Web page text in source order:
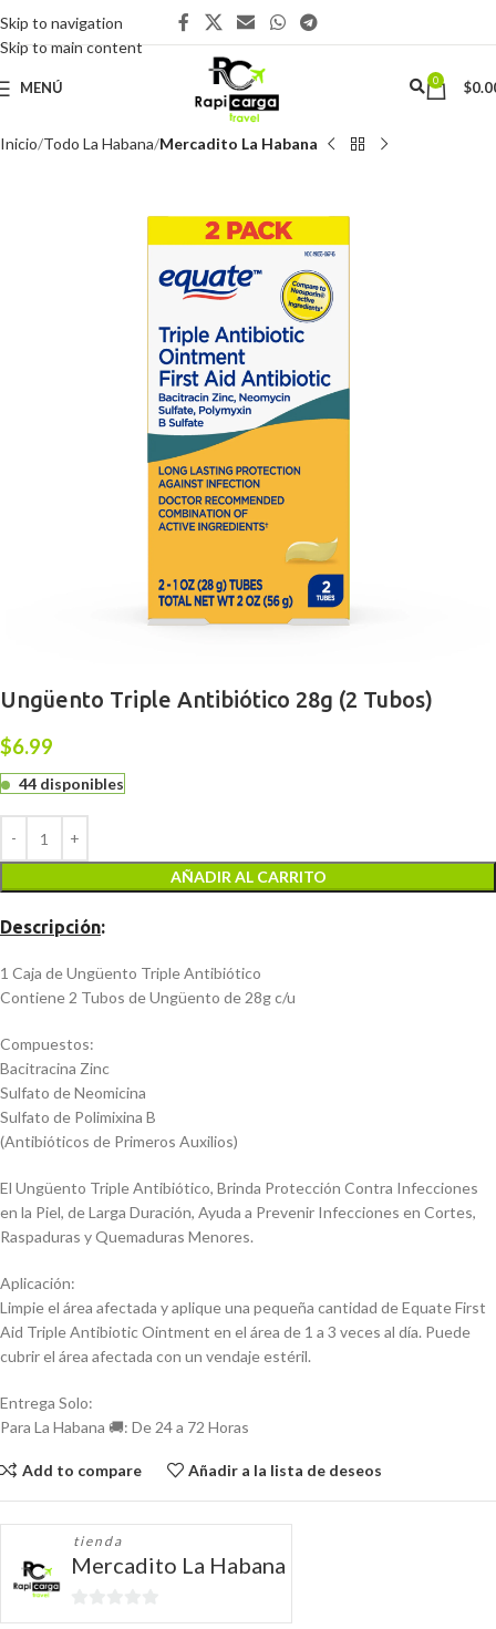
Skip to navigation
Skip to main content
MENÚ 0 $
Inicio Todo La Habana Mercadito La Habana
Ungüento Triple Antibiótico 28g (2 Tubos)
$6.99
44 disponibles
AÑADIR AL CARRITO
Descripción:
1 Caja de Ungüento Triple Antibiótico
Contiene 2 Tubos de Ungüento de 28g c/u
Compuestos:
Bacitracina Zinc
Sulfato de Neomicina
Sulfato de Polimixina B
(Antibióticos de Primeros Auxilios)
El Ungüento Triple Antibiótico, Brinda Protección Contra Infecciones
en la Piel, de Larga Duración, Ayuda a Prevenir Infecciones en Cortes,
Raspaduras y Quemaduras Menores.
Aplicación:
Limpie el área afectada y aplique una pequeña cantidad de Equate First
Aid Triple Antibiotic Ointment en el área de 1 a 3 veces al día. Puede
cubrir el área afectada con un vendaje estéril.
Entrega Solo:
Para La Habana 🚚: De 24 a 72 Horas
Add to compare Añadir a la lista de deseos
tienda
Mercadito La Habana
0